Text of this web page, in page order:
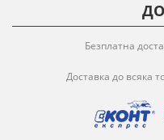
Безплатна
Доставка до всяка